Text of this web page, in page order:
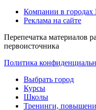
Компании в городах
Реклама на сайте
Перепечатка материалов
первоисточника
Политика
Выбрать город
Курсы
Школы
Тренинги,